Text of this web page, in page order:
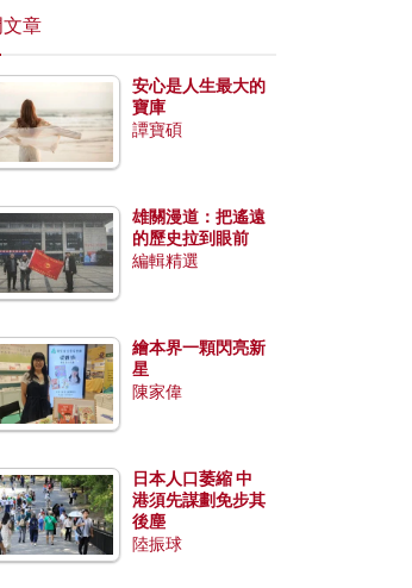
章
安心是人生最大的
寶庫
譚寶碩
雄關漫道：把遙遠
的歷史拉到眼前
編輯精選
繪本界一顆閃亮新
星
陳家偉
日本人口萎縮 中
港須先謀劃免步其
後塵
陸振球